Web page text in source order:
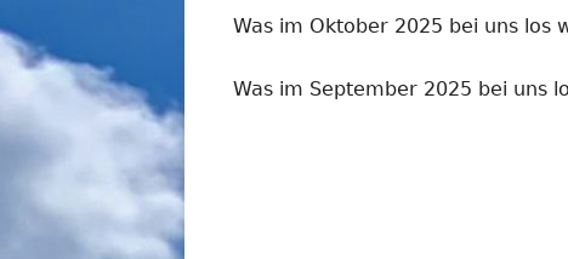
Was im Oktober 2025 bei uns los
Was im September 2025 bei uns